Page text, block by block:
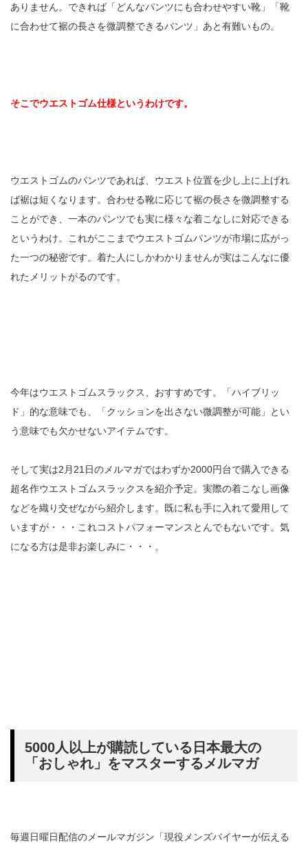
ありません。できれば「どんなパンツにも合わせやすい靴」「靴
に合わせて裾の長さを微調整できるパンツ」あと有難いもの。
そこでウエストゴム仕様というわけです。
ウエストゴムのパンツであれば、ウエスト位置を少し上に上げれ
ば裾は短くなります。合わせる靴に応じて裾の長さを微調整する
ことができ、一本のパンツでも実に様々な着こなしに対応できる
というわけ。これがここまでウエストゴムパンツが市場に広がっ
た一つの秘密です。着た人にしかわかりませんが実はこんなに優
れたメリットがるのです。
今年はウエストゴムスラックス、おすすめです。「ハイブリッ
ド」的な意味でも、「クッションを出さない微調整が可能」とい
う意味でも欠かせないアイテムです。
そして実は2月21日のメルマガではわずか2000円台で購入できる
超名作ウエストゴムスラックスを紹介予定。実際の着こなし画像
などを織り交ぜながら紹介します。既に私も手に入れて愛用して
いますが・・・これコストパフォーマンスとんでもないです。気
になる方は是非お楽しみに・・・。
5000人以上が購読している日本最大の
「おしゃれ」をマスターするメルマガ
毎週日曜日配信のメールマガジン「現役メンズバイヤーが伝える